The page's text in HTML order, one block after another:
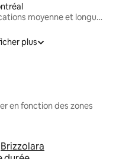
Locations moyenne et longue durée
plus
en fonction des zones
Brizzolara